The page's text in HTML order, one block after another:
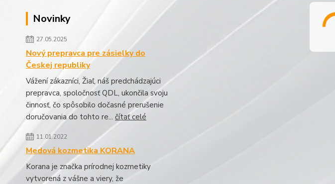
Novinky
27.05.2025
Nový prepravca pre zásielky do
Českej republiky
Vážení zákazníci, Žiaľ, náš predchádzajúci
prepravca, spoločnosť QDL, ukončila svoju
činnosť, čo spôsobilo dočasné prerušenie
doručovania do tohto re... čítať celé
11.01.2022
Medová kozmetika KORANA
Korana je značka prírodnej kozmetiky
vytvorená z vášne a viery, že